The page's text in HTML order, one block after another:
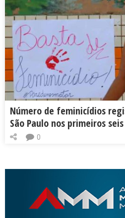
Número de feminicídios
São Paulo nos primeiros
0